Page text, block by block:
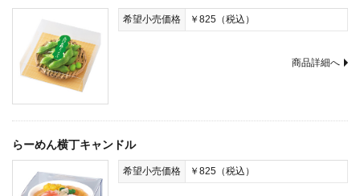
希望小売価格 ￥825（税込）
商品詳細へ
らーめん横丁キャンドル
希望小売価格 ￥825（税込）